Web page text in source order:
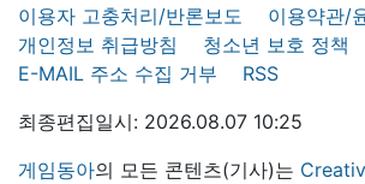
이용자 고충처리/반론보도
이용약관/
개인정보 취급방침
청소년 보호 정책
E-MAIL 주소 수집 거부
RSS
최종편집일시: 2026.08.07 10:25
게임동아의 모든 콘텐츠(기사)는